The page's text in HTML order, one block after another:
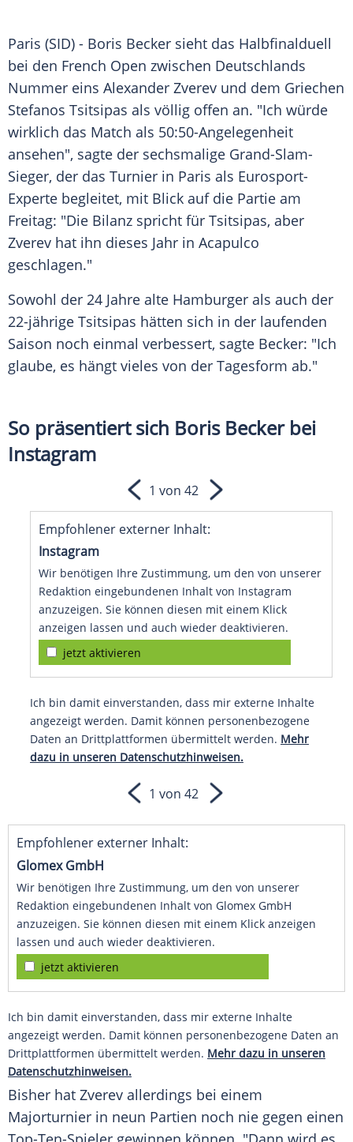
Paris (SID) - Boris Becker sieht das Halbfinalduell
bei den French Open zwischen Deutschlands
Nummer eins Alexander Zverev und dem Griechen
Stefanos Tsitsipas als völlig offen an. "Ich würde
wirklich das Match als 50:50-Angelegenheit
ansehen", sagte der sechsmalige Grand-Slam-
Sieger, der das Turnier in Paris als Eurosport-
Experte begleitet, mit Blick auf die Partie am
Freitag: "Die Bilanz spricht für Tsitsipas, aber
Zverev hat ihn dieses Jahr in Acapulco
geschlagen."
Sowohl der 24 Jahre alte Hamburger als auch der
22-jährige Tsitsipas hätten sich in der laufenden
Saison noch einmal verbessert, sagte Becker: "Ich
glaube, es hängt vieles von der Tagesform ab."
So präsentiert sich Boris Becker bei
Instagram
Empfohlener externer Inhalt:
Instagram
Wir benötigen Ihre Zustimmung, um den von unserer
Redaktion eingebundenen Inhalt von Instagram
anzuzeigen. Sie können diesen mit einem Klick
anzeigen lassen und auch wieder deaktivieren.
jetzt aktivieren
Ich bin damit einverstanden, dass mir externe Inhalte
angezeigt werden. Damit können personenbezogene
Daten an Drittplattformen übermittelt werden. Mehr
dazu in unseren Datenschutzhinweisen.
1 von 42
1 von 42
Empfohlener externer Inhalt:
Glomex GmbH
Wir benötigen Ihre Zustimmung, um den von unserer
Redaktion eingebundenen Inhalt von Glomex GmbH
anzuzeigen. Sie können diesen mit einem Klick anzeigen
lassen und auch wieder deaktivieren.
jetzt aktivieren
Ich bin damit einverstanden, dass mir externe Inhalte
angezeigt werden. Damit können personenbezogene Daten an
Drittplattformen übermittelt werden. Mehr dazu in unseren
Datenschutzhinweisen.
Bisher hat Zverev allerdings bei einem
Majorturnier in neun Partien noch nie gegen einen